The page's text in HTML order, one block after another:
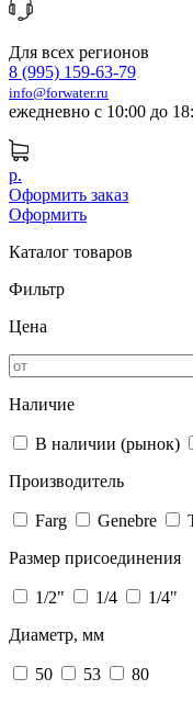
Для всех регионов
8 (995) 159-63-79
info@forwater.ru
ежедневно с 10:00 до
р.
Оформить заказ
Оформить
Каталог товаров
Фильтр
Цена
Наличие
В наличии (рынок)
Производитель
Farg Genebre
Размер присоединения
1/2" 1/4
1/4"
Диаметр, мм
50 53
80